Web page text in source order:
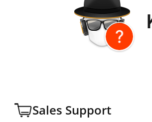
Sales Support